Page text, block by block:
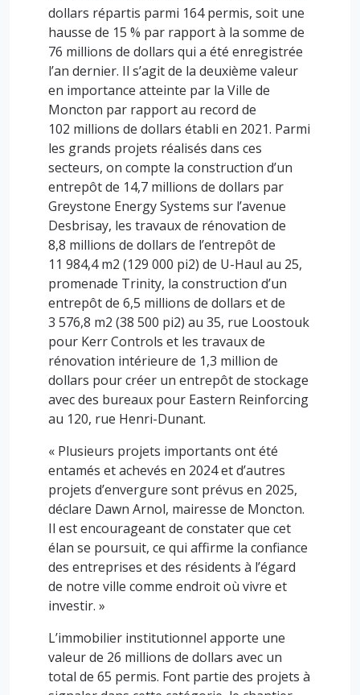
dollars répartis parmi 164 permis, soit une
hausse de 15 % par rapport à la somme de
76 millions de dollars qui a été enregistrée
l’an dernier. Il s’agit de la deuxième valeur
en importance atteinte par la Ville de
Moncton par rapport au record de
102 millions de dollars établi en 2021. Parmi
les grands projets réalisés dans ces
secteurs, on compte la construction d’un
entrepôt de 14,7 millions de dollars par
Greystone Energy Systems sur l’avenue
Desbrisay, les travaux de rénovation de
8,8 millions de dollars de l’entrepôt de
11 984,4 m2 (129 000 pi2) de U-Haul au 25,
promenade Trinity, la construction d’un
entrepôt de 6,5 millions de dollars et de
3 576,8 m2 (38 500 pi2) au 35, rue Loostouk
pour Kerr Controls et les travaux de
rénovation intérieure de 1,3 million de
dollars pour créer un entrepôt de stockage
avec des bureaux pour Eastern Reinforcing
au 120, rue Henri-Dunant.
« Plusieurs projets importants ont été
entamés et achevés en 2024 et d’autres
projets d’envergure sont prévus en 2025,
déclare Dawn Arnol, mairesse de Moncton.
Il est encourageant de constater que cet
élan se poursuit, ce qui affirme la confiance
des entreprises et des résidents à l’égard
de notre ville comme endroit où vivre et
investir. »
L’immobilier institutionnel apporte une
valeur de 26 millions de dollars avec un
total de 65 permis. Font partie des projets à